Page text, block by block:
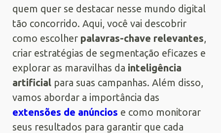
quem quer se destacar nesse mundo digital
tão concorrido. Aqui, você vai descobrir
como escolher palavras-chave relevantes,
criar estratégias de segmentação eficazes e
explorar as maravilhas da inteligência
artificial para suas campanhas. Além disso,
vamos abordar a importância das
extensões de anúncios e como monitorar
seus resultados para garantir que cada